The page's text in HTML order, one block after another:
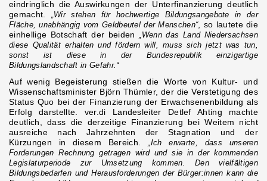
eindringlich die Auswirkungen der Unterfinanzierung deutlich
gemacht. „Wir stehen für hochwertige Bildungsangebote in der
Fläche, unabhängig vom Geldbeutel der Menschen“, so lautete die
einhellige Botschaft der beiden„Wenn das Land Niedersachsen
diese Qualität erhalten und fördern will, muss sich jetzt was tun,
sonst ist diese in der Bundesrepublik einzigartige
Bildungslandschaft in Gefahr.“
Auf wenig Begeisterung stießen die Worte von Kultur- und
Wissenschaftsminister Björn Thümler, der die Verstetigung des
Status Quo bei der Finanzierung der Erwachsenenbildung als
Erfolg darstellte. ver.di Landesleiter Detlef Ahting machte
deutlich, dass die derzeitige Finanzierung bei Weitem nicht
ausreiche nach Jahrzehnten der Stagnation und der
Kürzungen in diesem Bereich.
„Ich erwarte, dass unseren
Forderungen Rechnung getragen wird und sie in der kommenden
Legislaturperiode zur Umsetzung kommen. Den vielfältigen
Bildungsbedarfen und Herausforderungen der Bürger:innen kann die